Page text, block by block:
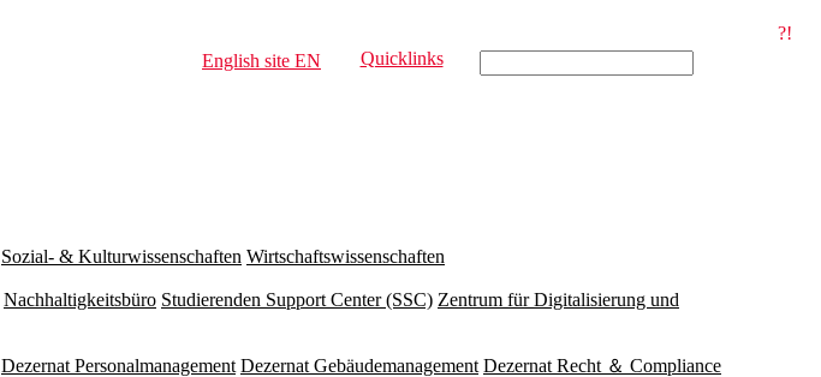
?!
English site EN Quicklinks
Sozial- & Kulturwissenschaften Wirtschaftswissenschaften
Nachhaltigkeitsbüro Studierenden Support Center (SSC) Zentrum für Digitalisierung und
Dezernat Personalmanagement Dezernat Gebäudemanagement Dezernat Recht ＆ Compliance